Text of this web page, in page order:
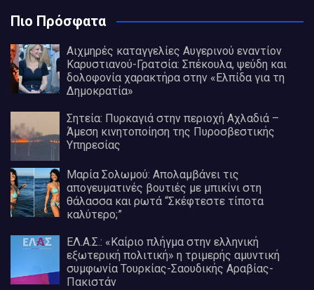
Πιο Πρόσφατα
Αιχμηρές καταγγελίες Αυγερινού εναντίον
Καρυστιανού-Γρατσία: Σπέκουλα, ψεύδη και
δολοφονία χαρακτήρα στην «Ελπίδα για τη
Δημοκρατία»
Σητεία: Πυρκαγιά στην περιοχή Αχλαδιά –
Άμεση κινητοποίηση της Πυροσβεστικής
Υπηρεσίας
Μαρία Σολωμού: Απολαμβάνει τις
απογευματινές βουτιές με μπικίνι στη
θάλασσα και ρωτά “Σκέφτεστε τίποτα
καλύτερο;”
ΕΛ.Α.Σ.: «Καίριο πλήγμα στην ελληνική
εξωτερική πολιτική» η τριμερής αμυντική
συμφωνία Τουρκίας-Σαουδικής Αραβίας-
Πακιστάν